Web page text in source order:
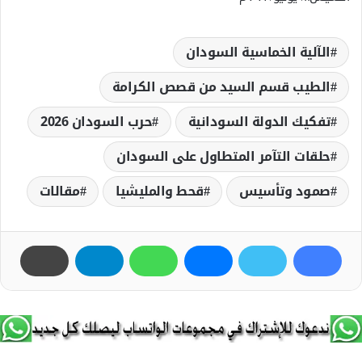
الآلية الخماسية السودان
الطيب قسم السيد من قصص الكرامة
تفكيك الدولة السودانية
حرب السودان 2026
حلقات التآمر المتطاول على السودان
صمود وتأسيس
قحط والمليشيا مقالات